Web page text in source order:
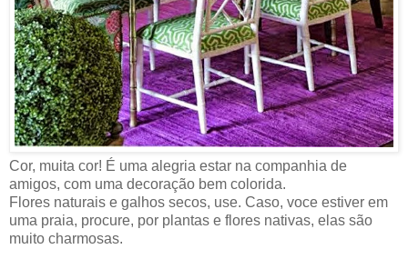
Cor, muita cor! É uma alegria estar na companhia de
amigos, com uma decoração bem colorida.
Flores naturais e galhos secos, use. Caso, voce estiver em
uma praia, procure, por plantas e flores nativas, elas são
muito charmosas.